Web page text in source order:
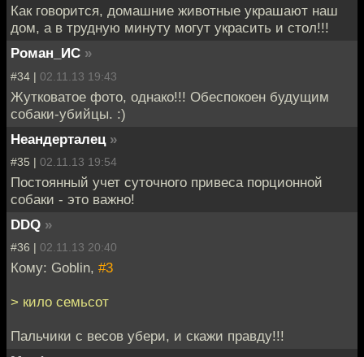
Как говорится, домашние животные украшают наш
дом, а в трудную минуту могут украсить и стол!!!
Роман_ИС »
#34 | 02.11.13 19:43
Жутковатое фото, однако!!! Обеспокоен будущим
собаки-убийцы. :)
Неандерталец »
#35 | 02.11.13 19:54
Постоянный учет суточного привеса порционной
собаки - это важно!
DDQ »
#36 | 02.11.13 20:40
Кому: Goblin, #3
> кило семьсот
Пальчики с весов убери, и скажи правду!!!